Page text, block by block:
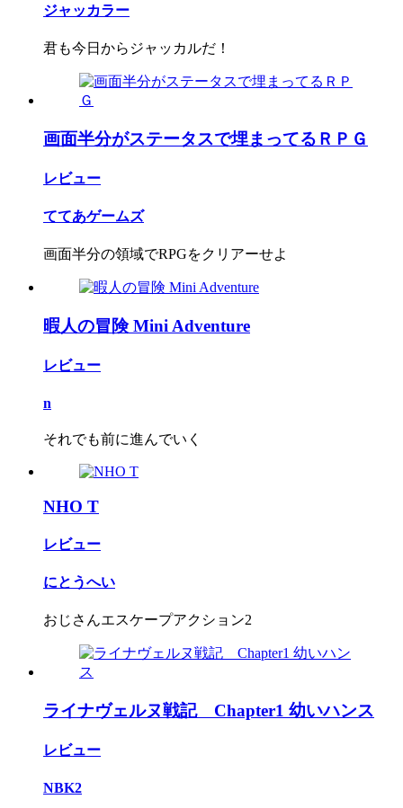
ジャッカラー
君も今日からジャッカルだ！
画面半分がステータスで埋まってるＲＰＧ
レビュー
ててあゲームズ
画面半分の領域でRPGをクリアーせよ
暇人の冒険 Mini Adventure
レビュー
n
それでも前に進んでいく
NHO T
レビュー
にとうへい
おじさんエスケープアクション2
ライナヴェルヌ戦記 Chapter1 幼いハンス
レビュー
NBK2